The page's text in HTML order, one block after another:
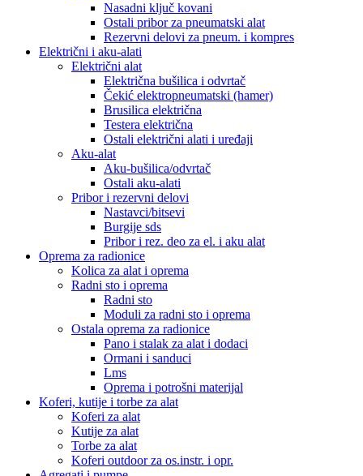
Nasadni ključ kovani
Ostali pribor za pneumatski alat
Rezervni delovi za pneum. i kompres
Električni i aku-alati
Električni alat
Električna bušilica i odvrtač
Čekić elektropneumatski (hamer)
Brusilica električna
Testera električna
Ostali električni alati i uređaji
Aku-alat
Aku-bušilica/odvrtač
Ostali aku-alati
Pribor i rezervni delovi
Nastavci/bitsevi
Burgije sds
Pribor i rez. deo za el. i aku alat
Oprema za radionice
Kolica za alat i oprema
Radni sto i oprema
Radni sto
Moduli za radni sto i oprema
Ostala oprema za radionice
Pano i stalak za alat i dodaci
Ormani i sanduci
Lms
Oprema i potrošni materijal
Koferi, kutije i torbe za alat
Koferi za alat
Kutije za alat
Torbe za alat
Koferi outdoor za os.instr. i opr.